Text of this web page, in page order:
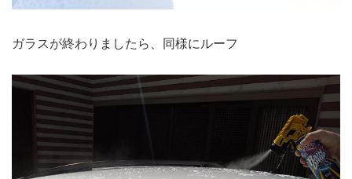
ガラスが終わりましたら、同様にルーフ